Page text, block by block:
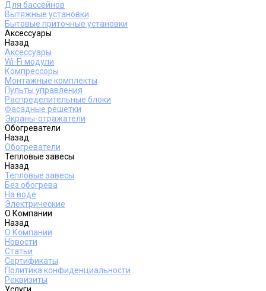
Для бассейнов
Вытяжные установки
Бытовые приточные установки
Аксессуары
Назад
Аксессуары
Wi-Fi модули
Компрессоры
Монтажные комплекты
Пульты управления
Распределительные блоки
Фасадные решетки
Экраны-отражатели
Обогреватели
Назад
Обогреватели
Тепловые завесы
Назад
Тепловые завесы
Без обогрева
На воде
Электрические
О Компании
Назад
О Компании
Новости
Статьи
Сертификаты
Политика конфиденциальности
Реквизиты